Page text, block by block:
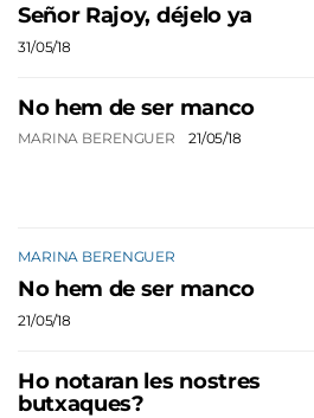
Señor Rajoy, déjelo ya
31/05/18
No hem de ser manco
MARINA BERENGUER 21/05/18
MARINA BERENGUER
No hem de ser manco
21/05/18
Ho notaran les nostres
butxaques?